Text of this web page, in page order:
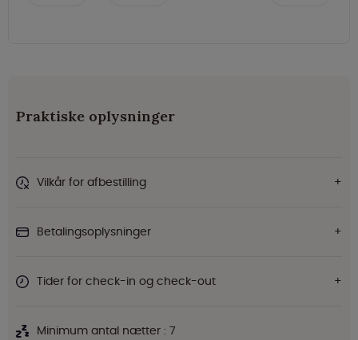
Praktiske oplysninger
Vilkår for afbestilling
Betalingsoplysninger
Tider for check-in og check-out
Minimum antal nætter : 7